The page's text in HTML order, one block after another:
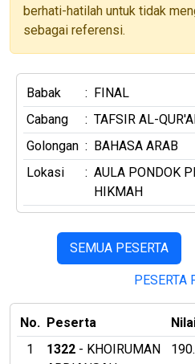
berhati-hatilah untuk tidak
sebagai referensi.
Babak : FINAL
Cabang
: TAFSIR AL-
Golongan : BAHASA ARAB
Lokasi
: AULA PONDOK
HIKMAH
SEMUA PESERTA
PESERTA
No. Peserta
1
1322 - KHOIRUMAN